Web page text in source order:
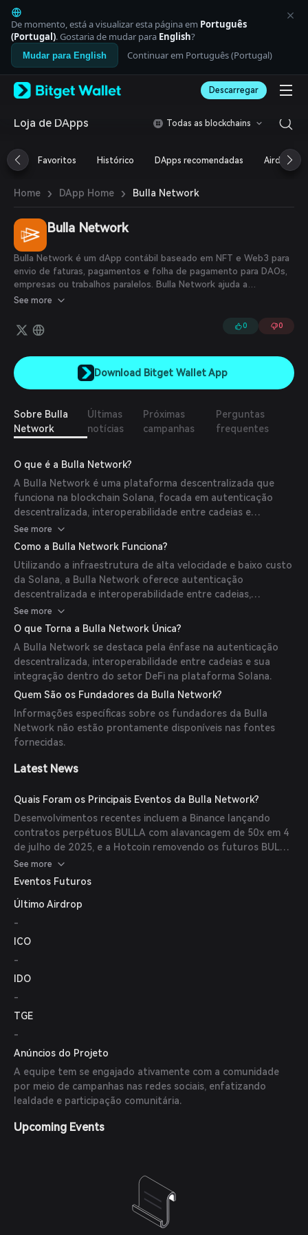
English
日本語
Tiếng Việt
Русский
Español (Latinoamérica)
Italiano
Deutsch
繁體中文
Português (Portugal)
ภาษาไทย
العربية
हिन्दी
Español
Português (Brasil)
Español (Argentina)
De momento, está a visualizar esta página em Português
(Portugal). Gostaria de mudar para English?
Mudar para English Continuar em Português (Portugal)
Descarregar
Loja de DApps Todas as blockchains
Favoritos Histórico DApps recomendadas Airdrop
Home › DApp Home › Bulla Network
Bulla Network
Bulla Network é um dApp contábil baseado em NFT e Web3 para
envio de faturas, pagamentos e folha de pagamento para DAOs,
empresas ou trabalhos paralelos. Bulla Network ajuda a
desbloquear o comércio cripto, permitindo que os usuários criem
See more
0 0
Download Bitget Wallet App
Sobre Bulla
Network
Últimas
notícias
Próximas
campanhas
Perguntas
frequentes
O que é a Bulla Network?
A Bulla Network é uma plataforma descentralizada que
funciona na blockchain Solana, focada em autenticação
descentralizada, interoperabilidade entre cadeias e
aplicações DeFi.
See more
Como a Bulla Network Funciona?
Utilizando a infraestrutura de alta velocidade e baixo custo
da Solana, a Bulla Network oferece autenticação
descentralizada e interoperabilidade entre cadeias,
permitindo aplicações DeFi sem interrupções.
See more
O que Torna a Bulla Network Única?
A Bulla Network se destaca pela ênfase na autenticação
descentralizada, interoperabilidade entre cadeias e sua
integração dentro do setor DeFi na plataforma Solana.
Quem São os Fundadores da Bulla Network?
Informações específicas sobre os fundadores da Bulla
Network não estão prontamente disponíveis nas fontes
fornecidas.
Latest News
Quais Foram os Principais Eventos da Bulla Network?
Desenvolvimentos recentes incluem a Binance lançando
contratos perpétuos BULLA com alavancagem de 50x em 4
de julho de 2025, e a Hotcoin removendo os futuros BULLA
em 3 de julho de 2025.
See more
Eventos Futuros
Último Airdrop
-
ICO
-
IDO
-
TGE
-
Anúncios do Projeto
A equipe tem se engajado ativamente com a comunidade
por meio de campanhas nas redes sociais, enfatizando
lealdade e participação comunitária.
Upcoming Events